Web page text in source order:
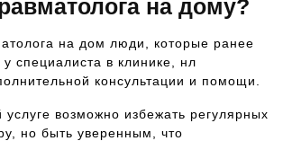
на дому?
на дом люди, которые ранее
специалиста в клинике, нл
консультации и помощи.
услуге возможно избежать регулярных
но быть уверенным, что